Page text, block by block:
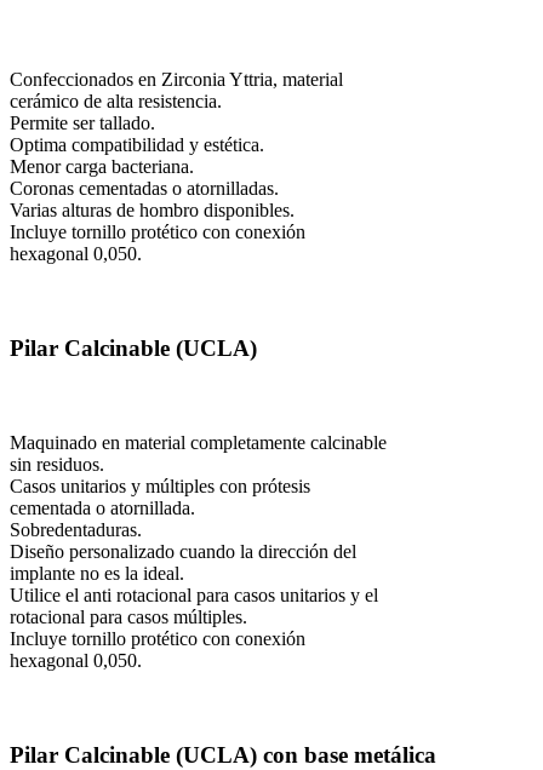
Confeccionados en Zirconia Yttria, material
cerámico de alta resistencia.
Permite ser tallado.
Optima compatibilidad y estética.
Menor carga bacteriana.
Coronas cementadas o atornilladas.
Varias alturas de hombro disponibles.
Incluye tornillo protético con conexión
hexagonal 0,050.
Pilar Calcinable (UCLA)
Maquinado en material completamente calcinable
sin residuos.
Casos unitarios y múltiples con prótesis
cementada o atornillada.
Sobredentaduras.
Diseño personalizado cuando la dirección del
implante no es la ideal.
Utilice el anti rotacional para casos unitarios y el
rotacional para casos múltiples.
Incluye tornillo protético con conexión
hexagonal 0,050.
Pilar Calcinable (UCLA) con base metálica